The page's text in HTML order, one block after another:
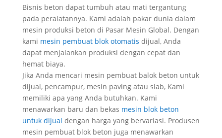
Bisnis beton dapat tumbuh atau mati tergantung
pada peralatannya. Kami adalah pakar dunia dalam
mesin produksi beton di Pasar Mesin Global. Dengan
kami mesin pembuat blok otomatis dijual, Anda
dapat menjalankan produksi dengan cepat dan
hemat biaya.
Jika Anda mencari mesin pembuat balok beton untuk
dijual, pencampur, mesin paving atau slab, Kami
memiliki apa yang Anda butuhkan. Kami
menawarkan baru dan bekas mesin blok beton
untuk dijual dengan harga yang bervariasi. Produsen
mesin pembuat blok beton juga menawarkan